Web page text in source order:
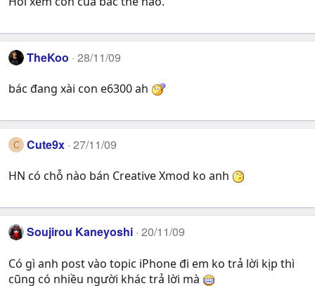
TheKoo 28/11/09
bác đang xài con e6300 ah
C Cute9x 27/11/09
HN có chỗ nào bán Creative Xmod ko anh
Soujirou Kaneyoshi 20/11/09
Có gì anh post vào topic iPhone đi em ko trả lời kịp thì
cũng có nhiều người khác trả lời mà